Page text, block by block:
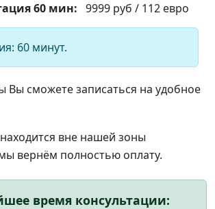
60 мин: 9999 руб / 112 евро
60 минут.
Вы сможете записаться на удобное
вне нашей зоны
вернём полностью оплату.
время консультации: